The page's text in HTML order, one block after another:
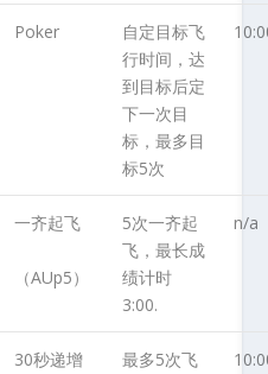
Poker
自定目标飞
行时间，达
到目标后定
下一次目
标，最多目
标5次
一齐起飞
（AUp5）
5次一齐起
飞，最长成
绩计时
3:00.
n/a
30秒递增
最多5次飞